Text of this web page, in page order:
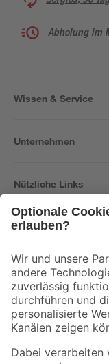
Abholung im
Wissen & Service
Unternehmen
Nützliche Links
Der toom Newsletter:
Zur Newsletter
Folge uns